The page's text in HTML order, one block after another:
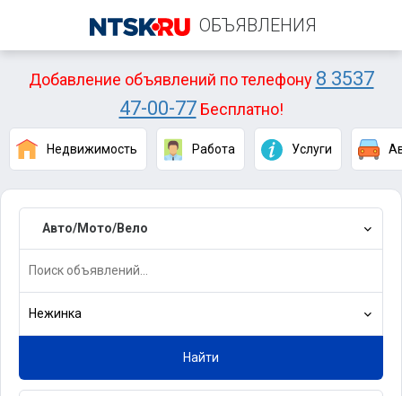
ОБЪЯВЛЕНИЯ
Добавление объявлений по телефону 8 3537
47-00-77Бесплатно!
Недвижимость Работа Услуги
Авто/Мото/Вело
Нежинка
Найти